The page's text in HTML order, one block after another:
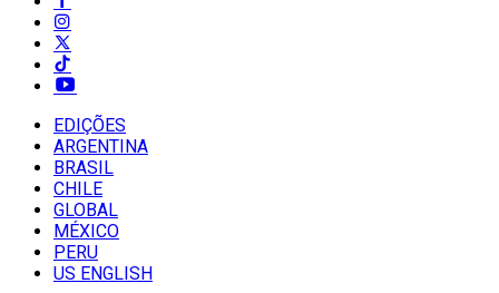
EDIÇÕES
ARGENTINA
BRASIL
CHILE
GLOBAL
MÉXICO
PERU
US ENGLISH